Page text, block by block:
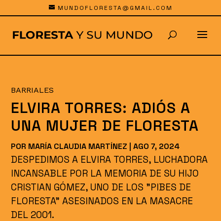
MUNDOFLORESTA@GMAIL.COM
BARRIALES
ELVIRA TORRES: ADIÓS A
UNA MUJER DE FLORESTA
POR MARÍA CLAUDIA MARTÍNEZ |AGO 7, 2024
DESPEDIMOS A ELVIRA TORRES, LUCHADORA
INCANSABLE POR LA MEMORIA DE SU HIJO
CRISTIAN GÓMEZ, UNO DE LOS "PIBES DE
FLORESTA" ASESINADOS EN LA MASACRE
DEL 2001.